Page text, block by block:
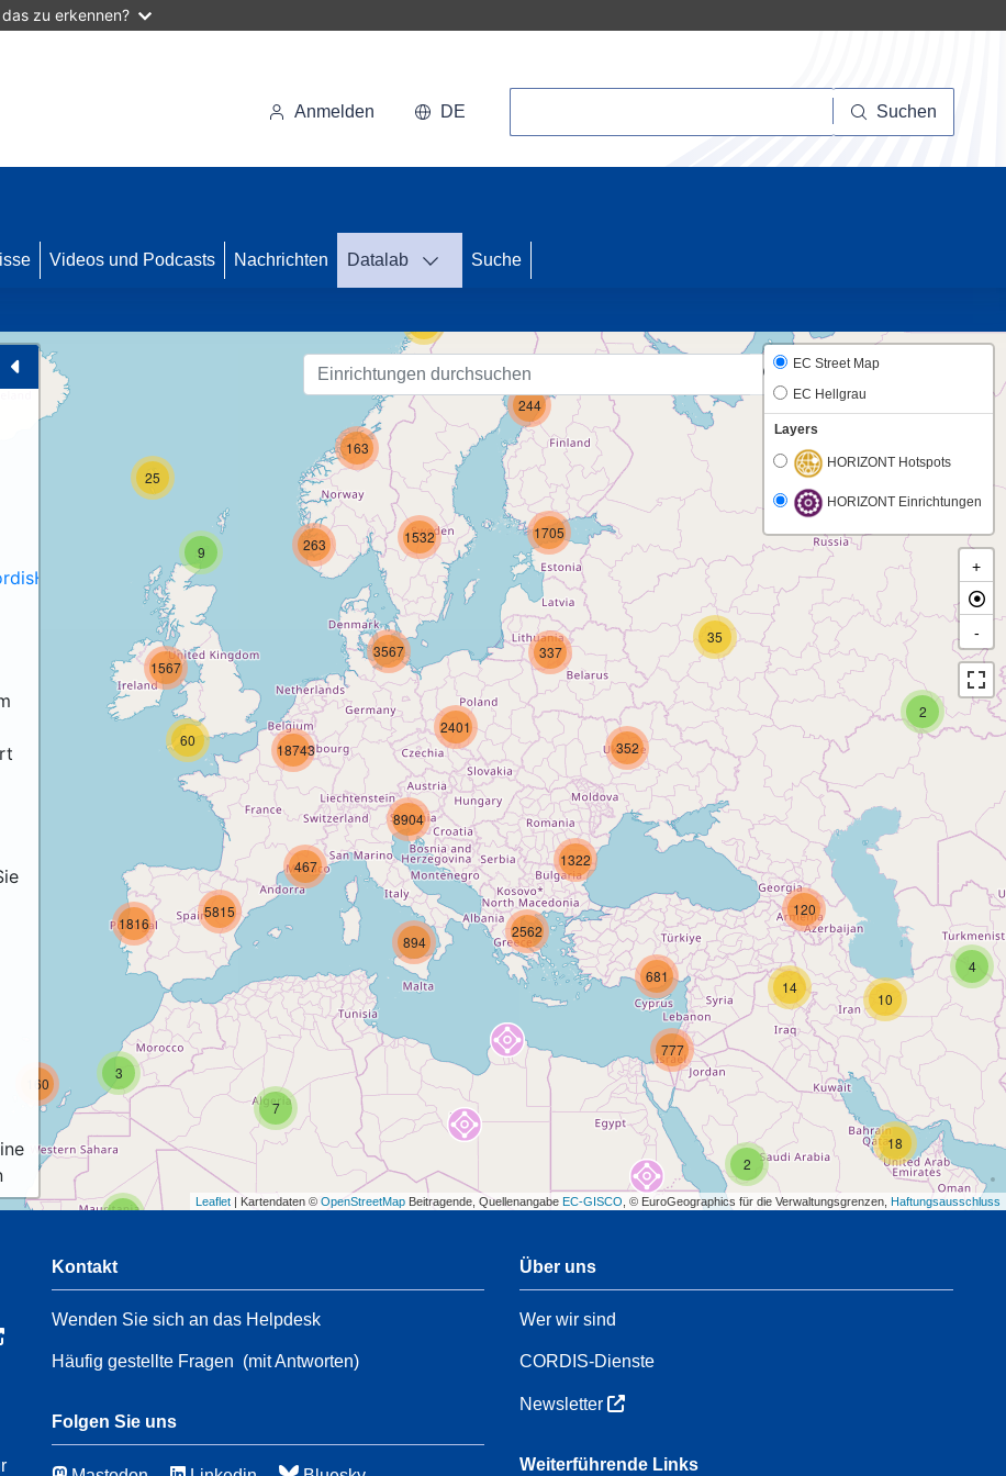
zu erkennen?
Anmelden DE Suchen
Videos und Podcasts Nachrichten Datalab Suche
.
4
18
10
2
2
21
54
3
160
2
35
25
9
163
263
894
14
120
1322
777
681
2562
7
1816
5815
60
467
3567
1567
18743
337
352
8904
2401
244
1532 1705
EC Street Map
EC Hellgrau
Layers
HORIZONT Hotspots
HORIZONT Einrichtungen
+
-
Leaflet | Kartendaten © OpenStreetMap Beitragende, Quellenangabe EC-GISCO , © EuroGeographics für die Verwaltungsgrenzen, Haftungsausschluss
Kontakt
Wenden Sie sich an das Helpdesk
Häufig gestellte Fragen (mit Antworten)
Folgen Sie uns
Über uns
Wer wir sind
CORDIS-Dienste
Newsletter
Weiterführende Links